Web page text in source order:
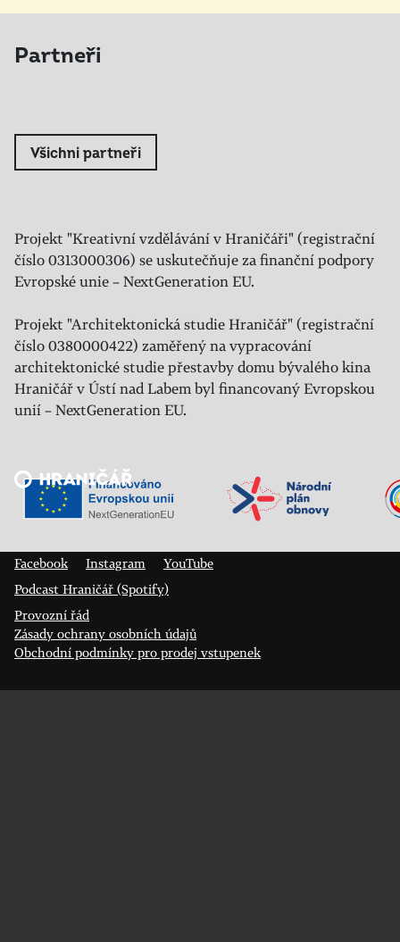
Partneři
Všichni partneři
Projekt "Kreativní vzdělávání v Hraničáři" (registrační
číslo 0313000306) se uskutečňuje za finanční podpory
Evropské unie – NextGeneration EU.
Projekt "Architektonická studie Hraničář" (registrační
číslo 0380000422) zaměřený na vypracování
architektonické studie přestavby domu bývalého kina
Hraničář v Ústí nad Labem byl financovaný Evropskou
unií – NextGeneration EU.
Veřejný sál Hraničář, spolek
Facebook
Instagram
YouTube
Podcast Hraničář (Spotify)
Provozní řád
Zásady ochrany osobních údajů
Obchodní podmínky pro prodej vstupenek